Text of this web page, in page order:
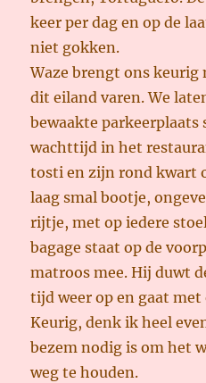
keer per dag en op de
niet gokken.
Waze brengt ons keurig
dit eiland varen. We
bewaakte parkeerplaats
wachttijd in het
tosti en zijn rond kwart
laag smal bootje,
rijtje, met op iedere
bagage staat op de
matroos mee. Hij duwt
tijd weer op en gaat met
Keurig, denk ik heel
bezem nodig is om het
weg te houden.